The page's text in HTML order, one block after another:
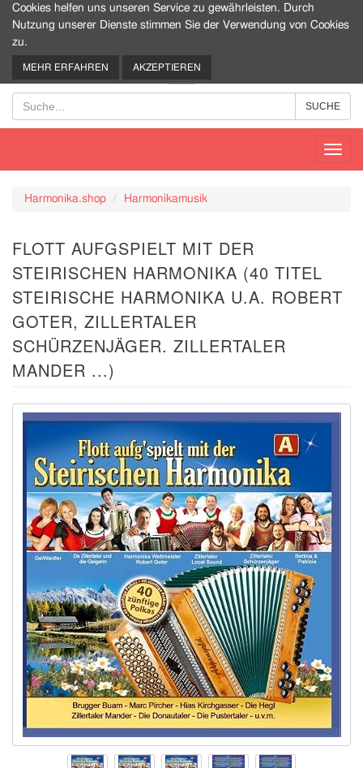
0
Harmonika.shop Harmonikamusik
FLOTT AUFGSPIELT MIT DER
STEIRISCHEN HARMONIKA (40 TITEL
STEIRISCHE HARMONIKA U.A. ROBERT
GOTER, ZILLERTALER
SCHÜRZENJÄGER. ZILLERTALER
MANDER ...)
Cookies helfen uns unseren Service zu gewährleisten. Durch
Nutzung unserer Dienste stimmen Sie der Verwendung von Cookies
zu.
MEHR ERFAHREN AKZEPTIEREN